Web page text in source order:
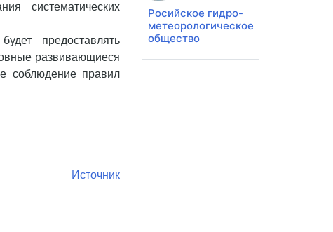
систематических
предоставлять
развивающиеся
соблюдение правил
Источник
Росийское гидро-
метеорологическое
общество